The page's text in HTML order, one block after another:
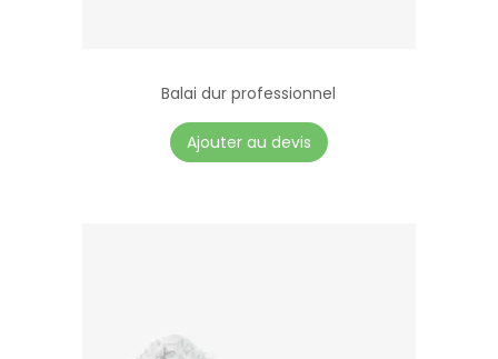
Balai dur professionnel
Ajouter au devis